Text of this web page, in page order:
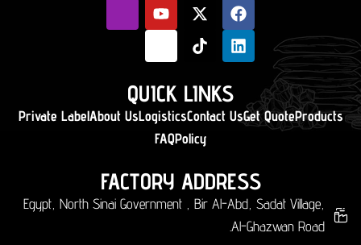
QUICK LINKS
Products
Get Quote
Contact Us
Logistics
About Us
Private Label
Policy
FAQ
FACTORY ADDRESS
Egypt, North Sinai Government , Bir Al-Abd, Sadat Village,
Al-Ghazwan Road.